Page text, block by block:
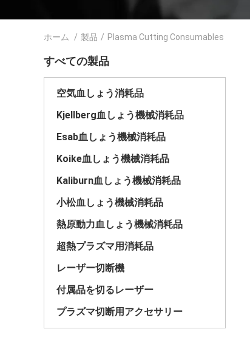
ホーム / 製品 / Plasma Cutting Consumables
すべての製品
空気血しょう消耗品
Kjellberg血しょう機械消耗品
Esab血しょう機械消耗品
Koike血しょう機械消耗品
Kaliburn血しょう機械消耗品
小松血しょう機械消耗品
熱原動力血しょう機械消耗品
超熱プラズマ用消耗品
レーザー切断機
付属品を切るレーザー
プラズマ切断用アクセサリー